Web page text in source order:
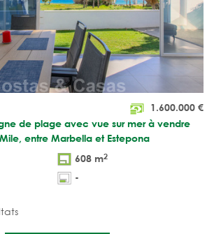
1.600.000 €
de plage avec vue sur mer à vendre
entre Marbella et Estepona
608 m2
-